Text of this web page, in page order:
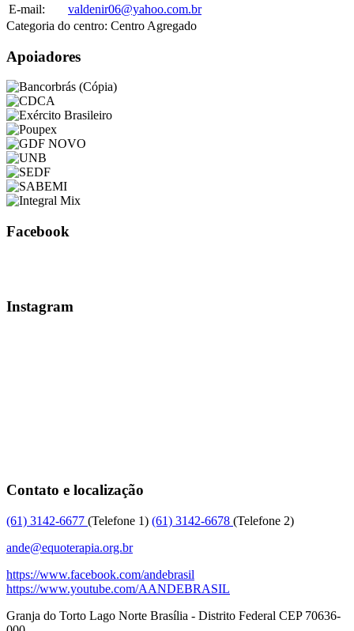
E-mail:
valdenir06@yahoo.com.br
Categoria do centro: Centro Agregado
Apoiadores
Facebook
Instagram
Contato e localização
(61) 3142-6677 (Telefone 1) (61) 3142-6678 (Telefone 2)
ande@equoterapia.org.br
https://www.facebook.com/andebrasil
https://www.youtube.com/AANDEBRASIL
Granja do Torto Lago Norte Brasília - Distrito Federal CEP 70636-